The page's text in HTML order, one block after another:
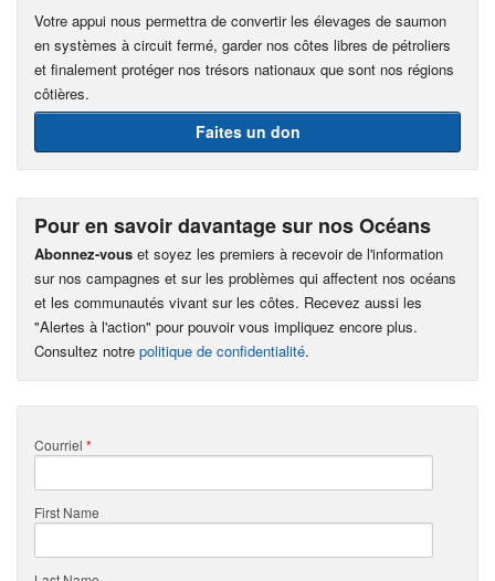
Votre appui nous permettra de convertir les élevages de saumon
en systèmes à circuit fermé, garder nos côtes libres de pétroliers
et finalement protéger nos trésors nationaux que sont nos régions
côtières.
Faites un don
Pour en savoir davantage sur nos Océans
Abonnez-vous et soyez les premiers à recevoir de l'information
sur nos campagnes et sur les problèmes qui affectent nos océans
et les communautés vivant sur les côtes. Recevez aussi les
"Alertes à l'action" pour pouvoir vous impliquez encore plus.
Consultez notre politique de confidentialité.
Courriel *
First Name